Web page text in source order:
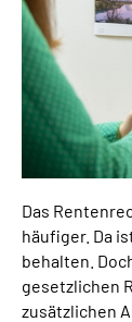
Online-
Inhalte in
Leichte
Das
häufiger. Da
behalten.
gesetzlichen
zusätzlichen